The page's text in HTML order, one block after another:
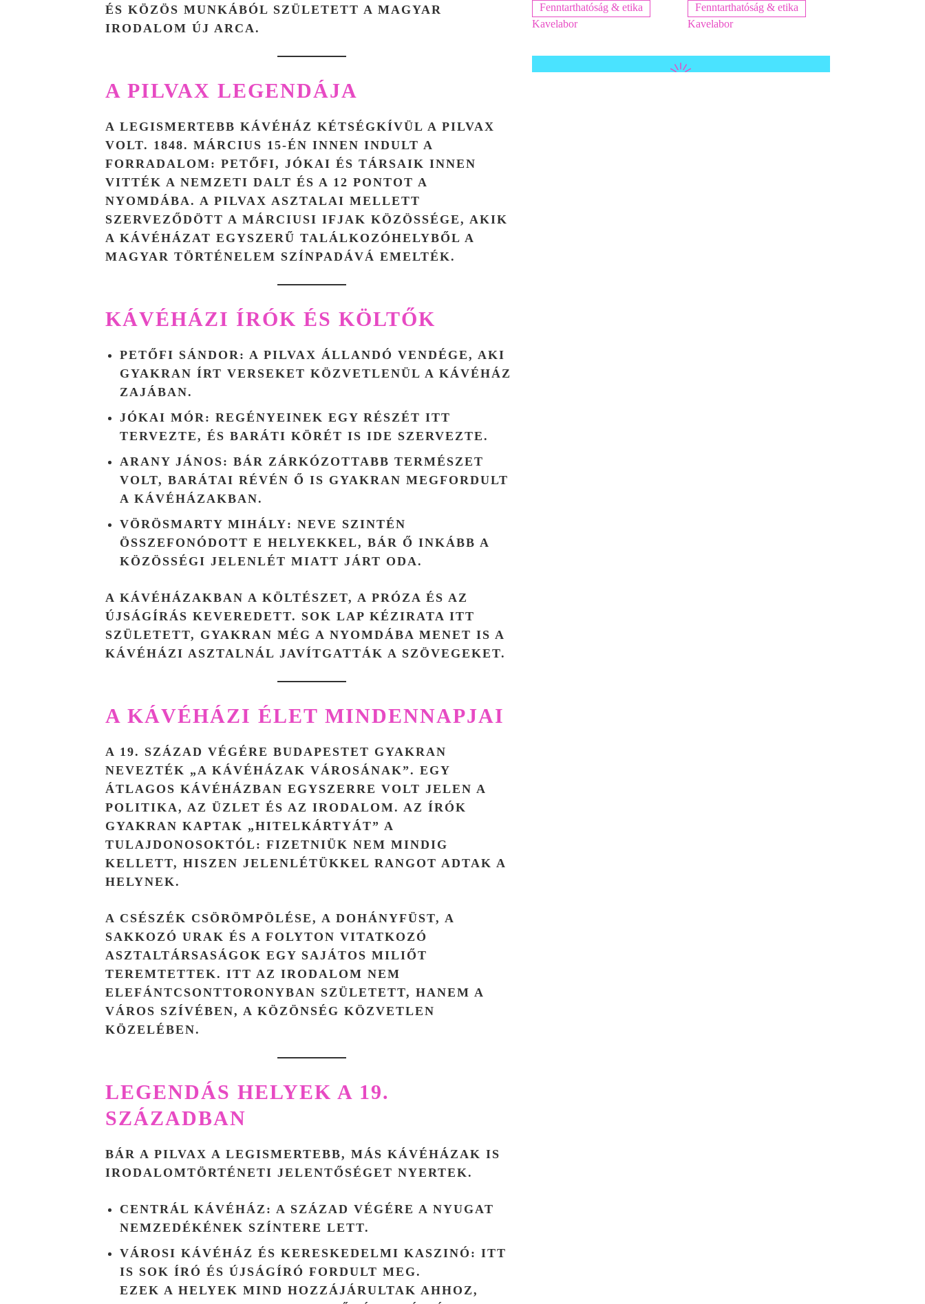
ÉS KÖZÖS MUNKÁBÓL SZÜLETETT A MAGYAR
IRODALOM ÚJ ARCA.
A PILVAX LEGENDÁJA
A LEGISMERTEBB KÁVÉHÁZ KÉTSÉGKÍVÜL A PILVAX
VOLT. 1848. MÁRCIUS 15-ÉN INNEN INDULT A
FORRADALOM: PETŐFI, JÓKAI ÉS TÁRSAIK INNEN
VITTÉK A NEMZETI DALT ÉS A 12 PONTOT A
NYOMDÁBA. A PILVAX ASZTALAI MELLETT
SZERVEZŐDÖTT A MÁRCIUSI IFJAK KÖZÖSSÉGE, AKIK
A KÁVÉHÁZAT EGYSZERŰ TALÁLKOZÓHELYBŐL A
MAGYAR TÖRTÉNELEM SZÍNPADÁVÁ EMELTÉK.
KÁVÉHÁZI ÍRÓK ÉS KÖLTŐK
PETŐFI SÁNDOR: A PILVAX ÁLLANDÓ VENDÉGE, AKI
GYAKRAN ÍRT VERSEKET KÖZVETLENÜL A KÁVÉHÁZ
ZAJÁBAN.
JÓKAI MÓR: REGÉNYEINEK EGY RÉSZÉT ITT
TERVEZTE, ÉS BARÁTI KÖRÉT IS IDE SZERVEZTE.
ARANY JÁNOS: BÁR ZÁRKÓZOTTABB TERMÉSZET
VOLT, BARÁTAI RÉVÉN Ő IS GYAKRAN MEGFORDULT
A KÁVÉHÁZAKBAN.
VÖRÖSMARTY MIHÁLY: NEVE SZINTÉN
ÖSSZEFONÓDOTT E HELYEKKEL, BÁR Ő INKÁBB A
KÖZÖSSÉGI JELENLÉT MIATT JÁRT ODA.
A KÁVÉHÁZAKBAN A KÖLTÉSZET, A PRÓZA ÉS AZ
ÚJSÁGÍRÁS KEVEREDETT. SOK LAP KÉZIRATA ITT
SZÜLETETT, GYAKRAN MÉG A NYOMDÁBA MENET IS A
KÁVÉHÁZI ASZTALNÁL JAVÍTGATTÁK A SZÖVEGEKET.
A KÁVÉHÁZI ÉLET MINDENNAPJAI
A 19. SZÁZAD VÉGÉRE BUDAPESTET GYAKRAN
NEVEZTÉK „A KÁVÉHÁZAK VÁROSÁNAK”. EGY
ÁTLAGOS KÁVÉHÁZBAN EGYSZERRE VOLT JELEN A
POLITIKA, AZ ÜZLET ÉS AZ IRODALOM. AZ ÍRÓK
GYAKRAN KAPTAK „HITELKÁRTYÁT” A
TULAJDONOSOKTÓL: FIZETNIÜK NEM MINDIG
KELLETT, HISZEN JELENLÉTÜKKEL RANGOT ADTAK A
HELYNEK.
A CSÉSZÉK CSÖRÖMPÖLÉSE, A DOHÁNYFÜST, A
SAKKOZÓ URAK ÉS A FOLYTON VITATKOZÓ
ASZTALTÁRSASÁGOK EGY SAJÁTOS MILIŐT
TEREMTETTEK. ITT AZ IRODALOM NEM
ELEFÁNTCSONTTORONYBAN SZÜLETETT, HANEM A
VÁROS SZÍVÉBEN, A KÖZÖNSÉG KÖZVETLEN
KÖZELÉBEN.
LEGENDÁS HELYEK A 19.
SZÁZADBAN
BÁR A PILVAX A LEGISMERTEBB, MÁS KÁVÉHÁZAK IS
IRODALOMTÖRTÉNETI JELENTŐSÉGET NYERTEK.
CENTRÁL KÁVÉHÁZ : A SZÁZAD VÉGÉRE A NYUGAT
NEMZEDÉKÉNEK SZÍNTERE LETT.
VÁROSI KÁVÉHÁZ ÉS KERESKEDELMI KASZINÓ : ITT
IS SOK ÍRÓ ÉS ÚJSÁGÍRÓ FORDULT MEG.
EZEK A HELYEK MIND HOZZÁJÁRULTAK AHHOZ,
Fenntarthatóság & etika
Kavelabor
Fenntarthatóság & etika
Kavelabor